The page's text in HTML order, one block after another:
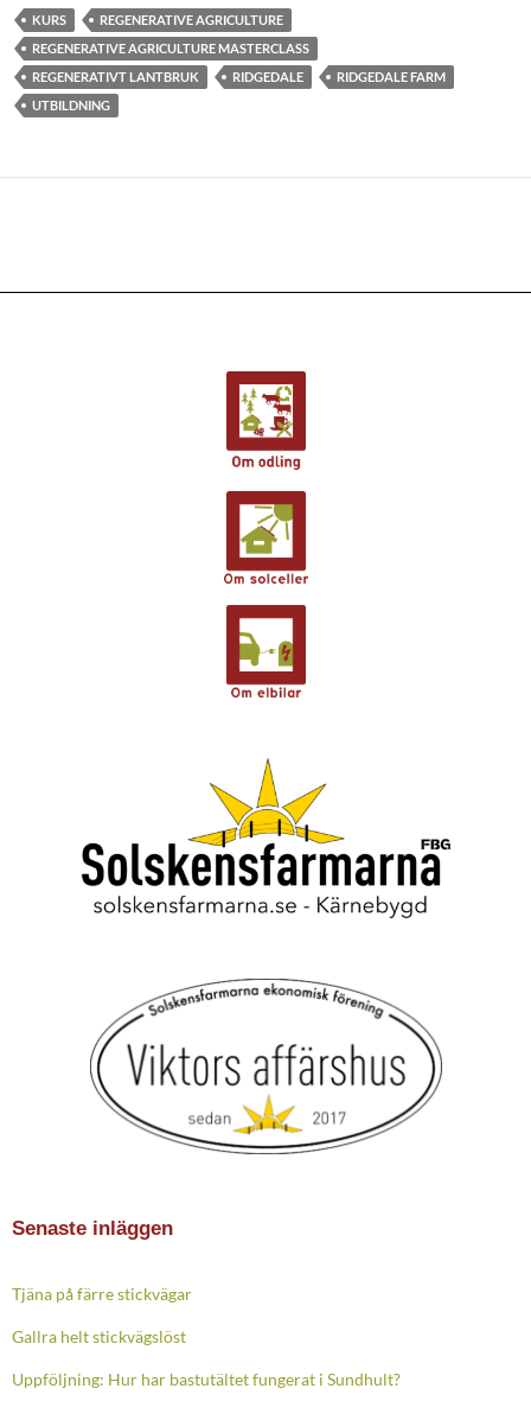
KURS
REGENERATIVE AGRICULTURE
REGENERATIVE AGRICULTURE MASTERCLASS
REGENERATIVT LANTBRUK
RIDGEDALE
RIDGEDALE FARM
UTBILDNING
Senaste inläggen
Tjäna på färre stickvägar
Gallra helt stickvägslöst
Uppföljning: Hur har bastutältet fungerat i Sundhult?